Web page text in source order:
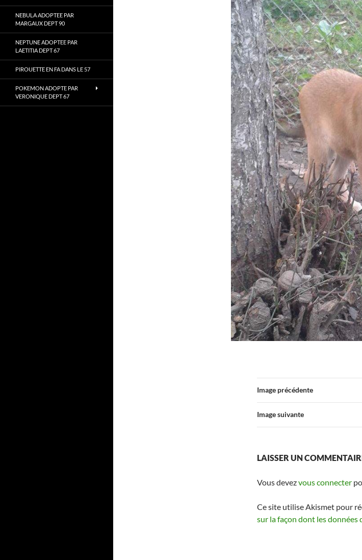
Image précédente
Image suivante
LAISSER UN
Vous devezvous connecter
Ce site utilise Akismet pour
sur la façon dont les
NEBULA ADOPTEE PAR
MARGAUX DEPT 90
NEPTUNE ADOPTEE PAR
LAETITIA DEPT 67
PIROUETTE EN FA DANS LE 57
POKEMON ADOPTE PAR
VERONIQUE DEPT 67